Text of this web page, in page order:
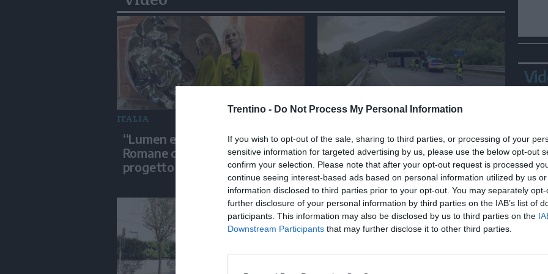
Trentino - Do Not Process My Personal Information
If you wish to opt-out of the sale, sharing to third parties, or processing of your
sensitive information for targeted advertising by us, please use the below opt-out
confirm your selection. Please note that after your opt-out request is processed
continue seeing interest-based ads based on personal information utilized by us
information disclosed to third parties prior to your opt-out. You may separately
further disclosure of your personal information by third parties on the IAB’s list of
participants. This information may also be disclosed by us to third parties on the
Downstream Participants that may further disclose it to other third parties.
ITALIA
“Lumen ex terra", alle Case
Romane del Celio il nuovo
progetto di Helidon Xhixha
Scontro sulla Terni-Rieti,
salgono a 6 le vittime, 27 feriti,
3 sono gravi